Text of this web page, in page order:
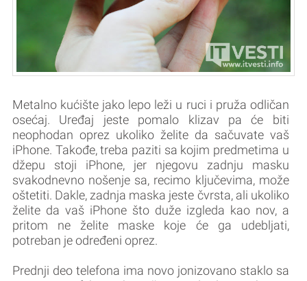
Metalno kućište jako lepo leži u ruci i pruža odličan
osećaj. Uređaj jeste pomalo klizav pa će biti
neophodan oprez ukoliko želite da sačuvate vaš
iPhone. Takođe, treba paziti sa kojim predmetima u
džepu stoji iPhone, jer njegovu zadnju masku
svakodnevno nošenje sa, recimo ključevima, može
oštetiti. Dakle, zadnja maska jeste čvrsta, ali ukoliko
želite da vaš iPhone što duže izgleda kao nov, a
pritom ne želite maske koje će ga udebljati,
potreban je određeni oprez.
Prednji deo telefona ima novo jonizovano staklo sa